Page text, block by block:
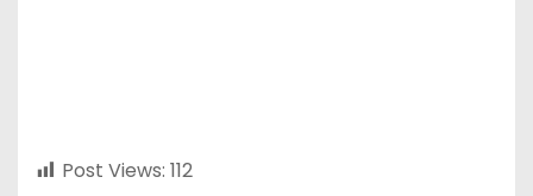
Post Views: 112